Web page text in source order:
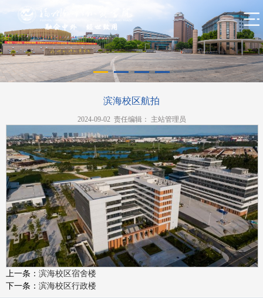
滨海校区航拍
2024-09-02 责任编辑： 主站管理员
上一条： 滨海校区宿舍楼
下一条： 滨海校区行政楼